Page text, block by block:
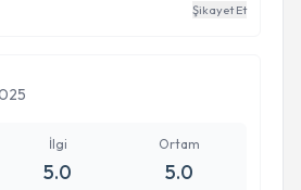
Şikayet Et
İlgi
5.0
Ortam
5.0